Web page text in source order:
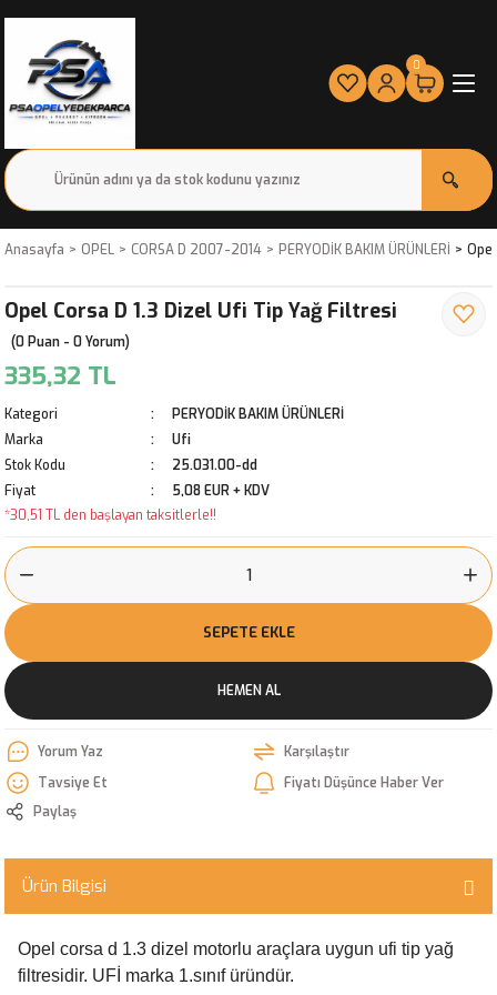
0
Anasayfa OPEL CORSA D 2007-2014 PERYODİK BAKIM ÜRÜNLERİ
Opel Corsa D 1.3 Dizel Ufi Tip Yağ Filtresi
(0 Puan - 0 Yorum)
335,32 TL
Kategori
PERYODİK BAKIM ÜRÜNLERİ
Marka
Ufi
Stok Kodu
25.031.00-dd
Fiyat
5,08 EUR + KDV
*30,51 TL den başlayan taksitlerle!!
SEPETE EKLE
HEMEN AL
Yorum Yaz
Karşılaştır
Tavsiye Et
Fiyatı Düşünce Haber Ver
Paylaş
Ürün Bilgisi
Opel corsa d 1.3 dizel motorlu araçlara uygun ufi tip yağ
filtresidir. UFİ marka 1.sınıf üründür.